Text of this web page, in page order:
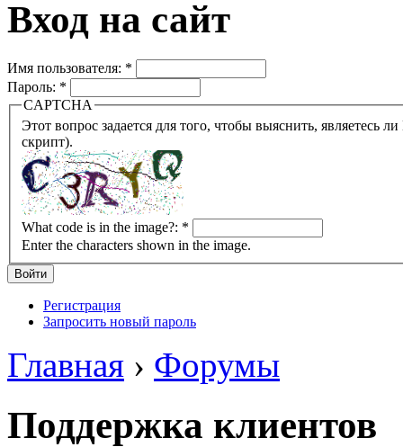
Вход на сайт
Имя пользователя: *
Пароль: *
CAPTCHA
Этот вопрос задается для того, чтобы выяснить, являетесь ли Вы человеком или представляете из себя робота
скрипт).
What code is in the image?: *
Enter the characters shown in the image.
Регистрация
Запросить новый пароль
Главная › Форумы
Поддержка клиентов